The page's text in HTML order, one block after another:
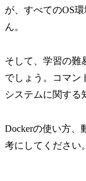
が、すべてのOS
ん。
そして、学習の難
でしょう。コマン
システムに関する
Dockerの使い方、
考にしてください。